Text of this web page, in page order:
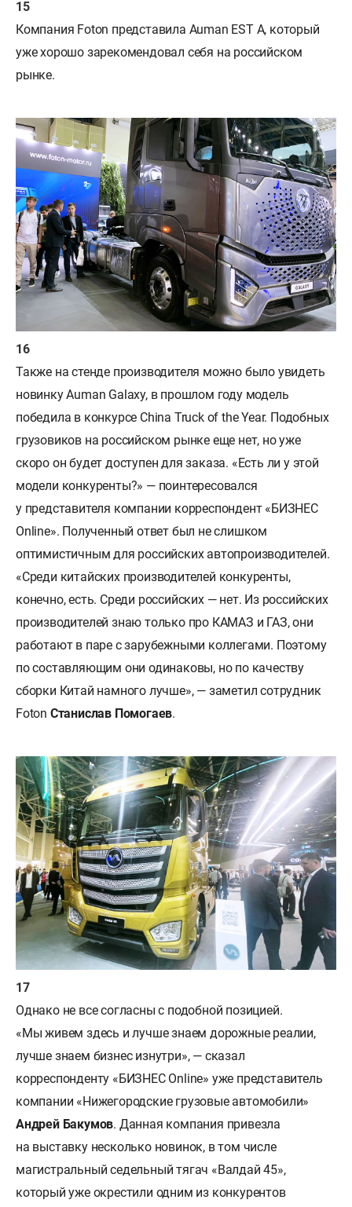
Компания Foton представила Auman EST A, который
уже хорошо зарекомендовал себя на российском
рынке.
Также на стенде производителя можно было увидеть
новинку Auman Galaxy, в прошлом году модель
победила в конкурсе China Truck of the Year. Подобных
грузовиков на российском рынке еще нет, но уже
скоро он будет доступен для заказа. «Есть ли у этой
модели конкуренты?» — поинтересовался
у представителя компании корреспондент «БИЗНЕС
Online». Полученный ответ был не слишком
оптимистичным для российских автопроизводителей.
«Среди китайских производителей конкуренты,
конечно, есть. Среди российских — нет. Из российских
производителей знаю только про КАМАЗ и ГАЗ, они
работают в паре с зарубежными коллегами. Поэтому
по составляющим они одинаковы, но по качеству
сборки Китай намного лучше», — заметил сотрудник
Foton Станислав Помогаев.
Однако не все согласны с подобной позицией.
«Мы живем здесь и лучше знаем дорожные реалии,
лучше знаем бизнес изнутри», — сказал
корреспонденту «БИЗНЕС Online» уже представитель
компании «Нижегородские грузовые автомобили»
Андрей Бакумов. Данная компания привезла
на выставку несколько новинок, в том числе
магистральный седельный тягач «Валдай 45»,
который уже окрестили одним из конкурентов